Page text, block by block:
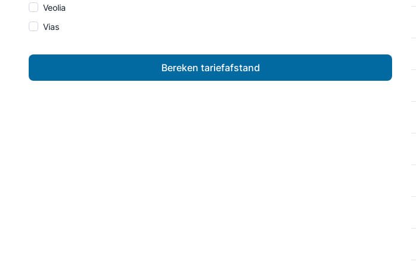
Veolia
Vias
Bereken tariefafstand